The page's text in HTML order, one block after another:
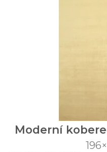
Moderní